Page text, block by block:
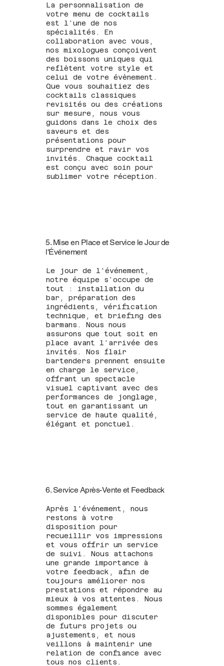
La personnalisation de
votre menu de cocktails
est l’une de nos
spécialités. En
collaboration avec vous,
nos mixologues conçoivent
des boissons uniques qui
reflètent votre style et
celui de votre évènement.
Que vous souhaitiez des
cocktails classiques
revisités ou des créations
sur mesure, nous vous
guidons dans le choix des
saveurs et des
présentations pour
surprendre et ravir vos
invités. Chaque cocktail
est conçu avec soin pour
sublimer votre réception.
5. Mise en Place et Service le Jour de
l'Événement
Le jour de l'événement,
notre équipe s’occupe de
tout : installation du
bar, préparation des
ingrédients, vérification
technique, et briefing des
barmans. Nous nous
assurons que tout soit en
place avant l’arrivée des
invités. Nos flair
bartenders prennent ensuite
en charge le service,
offrant un spectacle
visuel captivant avec des
performances de jonglage,
tout en garantissant un
service de haute qualité,
élégant et ponctuel.
6. Service Après-Vente et Feedback
Après l'événement, nous
restons à votre
disposition pour
recueillir vos impressions
et vous offrir un service
de suivi. Nous attachons
une grande importance à
votre feedback, afin de
toujours améliorer nos
prestations et répondre au
mieux à vos attentes. Nous
sommes également
disponibles pour discuter
de futurs projets ou
ajustements, et nous
veillons à maintenir une
relation de confiance avec
tous nos clients.